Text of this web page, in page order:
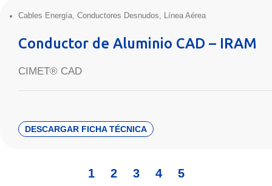
Cables Energía, Conductores Desnudos, Línea Aérea
Conductor de Aluminio CAD – IRAM
CIMET® CAD
DESCARGAR FICHA TÉCNICA
1 2 3 4 5